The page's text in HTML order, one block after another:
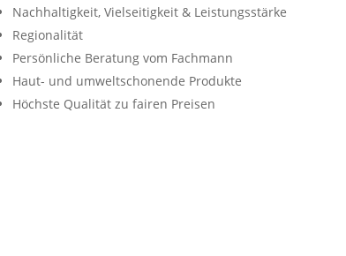
Nachhaltigkeit, Vielseitigkeit & Leistungsstärke
Regionalität
Persönliche Beratung vom Fachmann
Haut- und umweltschonende Produkte
Höchste Qualität zu fairen Preisen